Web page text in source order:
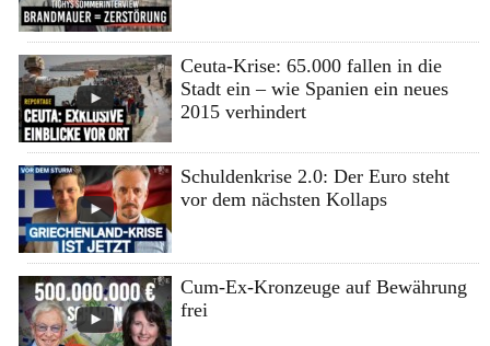
Ceuta-Krise: 65.000 fallen in die
Stadt ein – wie Spanien ein neues
2015 verhindert
Schuldenkrise 2.0: Der Euro steht
vor dem nächsten Kollaps
Cum-Ex-Kronzeuge auf Bewährung
frei